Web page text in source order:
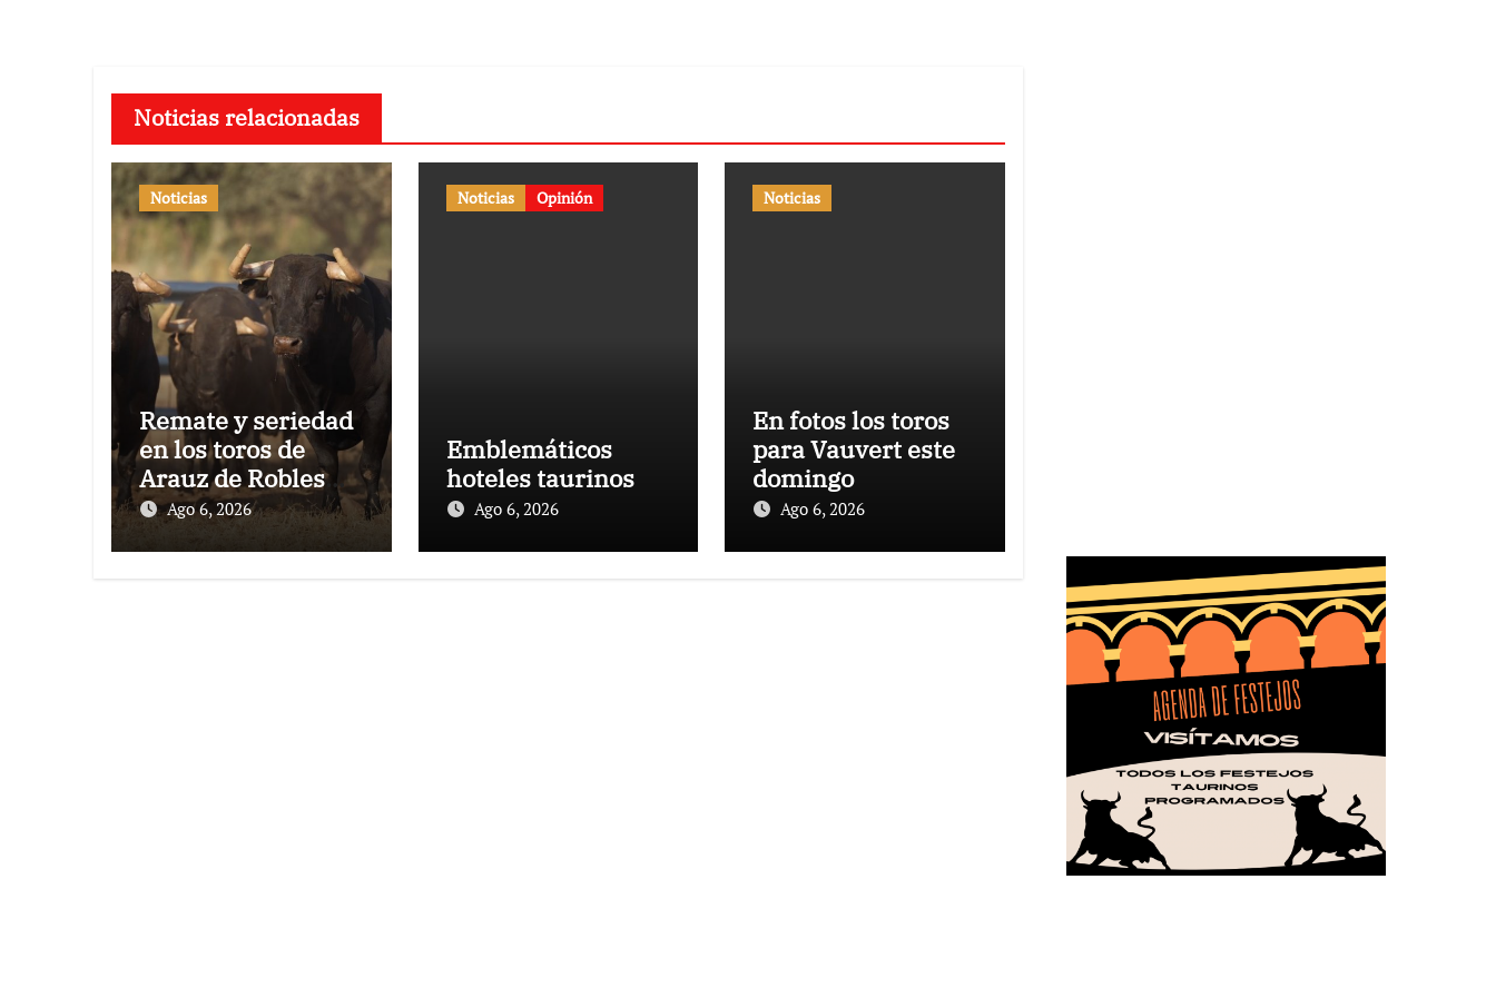
Noticias relacionadas
Noticias
Remate y seriedad
en los toros de
Arauz de Robles
para la despedida
de Víctor Puerto de
Ago 6, 2026
Noticias Opinión
Emblemáticos
hoteles taurinos
Ago 6, 2026
Noticias
En fotos los toros
para Vauvert este
domingo
Ago 6, 2026